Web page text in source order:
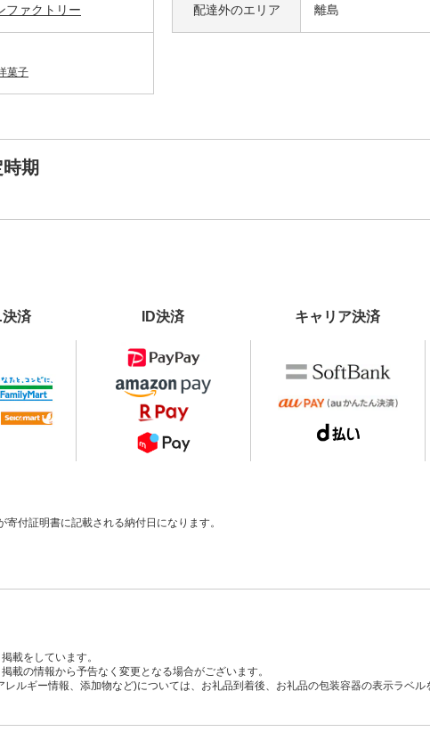
ファクトリー
菓子
配達外のエリア 離島
期
決済 ID決済 キャリア決済
付証明書に記載される納付日になります。
載をしています。
の情報から予告なく変更となる場合がございます。
ルギー情報、添加物など)については、お礼品到着後、お礼品の包装容器の表示ラベル